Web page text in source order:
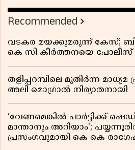
റിപ്പോർട്ട്
Recommended
വടകര മയക്കുമരുന്ന് കേസ്;
കെ സി കീർത്തനയെ പോലീസ്
തളിപ്പറമ്പിലെ മുതിർന്ന
അലി മൊഗ്രാൽ നിര്യാതനായി
‘വേണമെങ്കിൽ പാർട്ടിക്ക്
മാന്താനും അറിയാം’;
പ്രസംഗവുമായി കെ കെ